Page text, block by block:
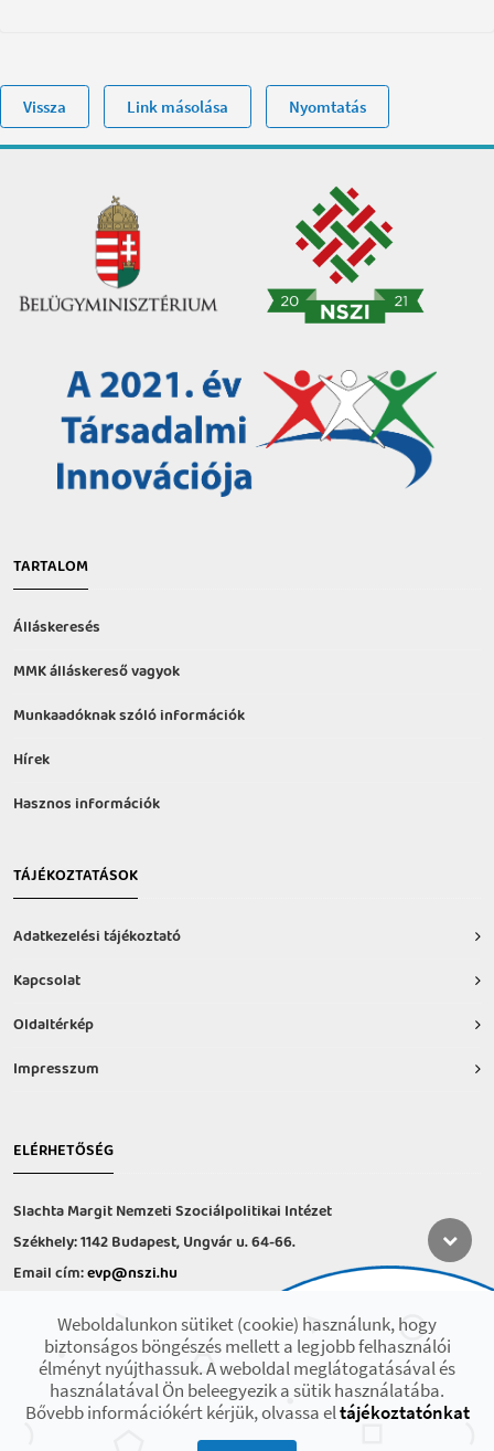
Vissza Link másolása Nyomtatás
TARTALOM
Álláskeresés
MMK álláskereső vagyok
Munkaadóknak szóló információk
Hírek
Hasznos információk
TÁJÉKOZTATÁSOK
Adatkezelési tájékoztató
Kapcsolat
Oldaltérkép
Impresszum
ELÉRHETŐSÉG
Slachta Margit Nemzeti Szociálpolitikai Intézet
Székhely: 1142 Budapest, Ungvár u. 64-66.
Email cím:evp@nszi.hu
hétfő-csütörtök: 8:00-16:00
péntek: 8:00-14.00
2021 © Minden jog fenntartva! Készült az EFOP-1.9.3-VEKOP-17 projekt
keretében.
Weboldalunkon sütiket (cookie) használunk, hogy
biztonságos böngészés mellett a legjobb felhasználói
élményt nyújthassuk. A weboldal meglátogatásával és
használatával Ön beleegyezik a sütik használatába.
Bővebb információkért kérjük, olvassa eltájékoztatónkat